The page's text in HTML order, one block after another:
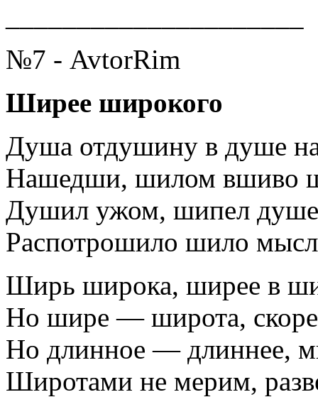
№7 - AvtorRim
Ширее широкого
Душа отдушину в душе
Нашедши, шилом вшиво
Душил ужом, шипел
Распотрошило шило
Ширь широка, ширее в
Но шире — широта,
Но длинное — длиннее,
Широтами не мерим,